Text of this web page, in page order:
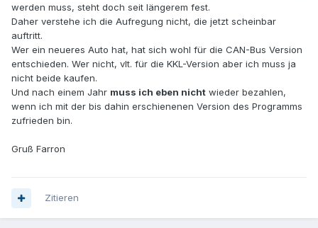
werden muss, steht doch seit längerem fest.
Daher verstehe ich die Aufregung nicht, die jetzt scheinbar
auftritt.
Wer ein neueres Auto hat, hat sich wohl für die CAN-Bus Version
entschieden. Wer nicht, vlt. für die KKL-Version aber ich muss ja
nicht beide kaufen.
Und nach einem Jahr muss ich eben nicht wieder bezahlen,
wenn ich mit der bis dahin erschienenen Version des Programms
zufrieden bin.
Gruß Farron
Zitieren